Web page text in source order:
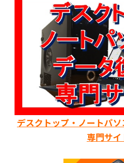
デスクトップ・ノートパ
専門サイ